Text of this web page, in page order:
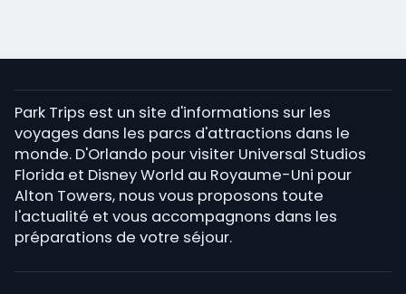
Park Trips est un site d'informations sur les
voyages dans les parcs d'attractions dans le
monde. D'Orlando pour visiter Universal Studios
Florida et Disney World au Royaume-Uni pour
Alton Towers, nous vous proposons toute
l'actualité et vous accompagnons dans les
préparations de votre séjour.